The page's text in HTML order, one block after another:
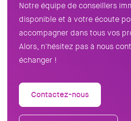
Notre équipe de conseillers
disponible et à votre écoute
accompagner dans tous vos
Alors, n'hésitez pas à nous
échanger !
Contactez-nous